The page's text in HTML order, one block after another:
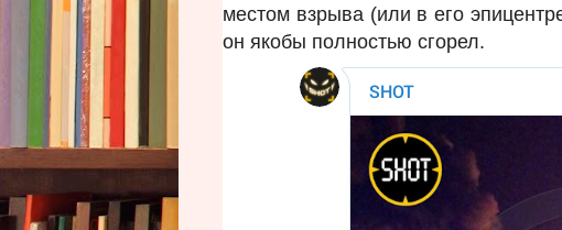
местом взрыва (или в его
он якобы полностью сгорел.